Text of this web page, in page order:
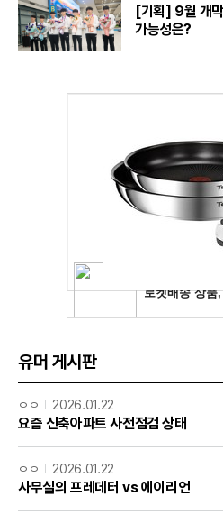
[기획] 9월 개
가능성은?
유머 게시판
ㅇㅇ 2026.01.22
요즘 신축아파트 사전점검 상태
ㅇㅇ 2026.01.22
사무실의 프레데터 vs 에이리언